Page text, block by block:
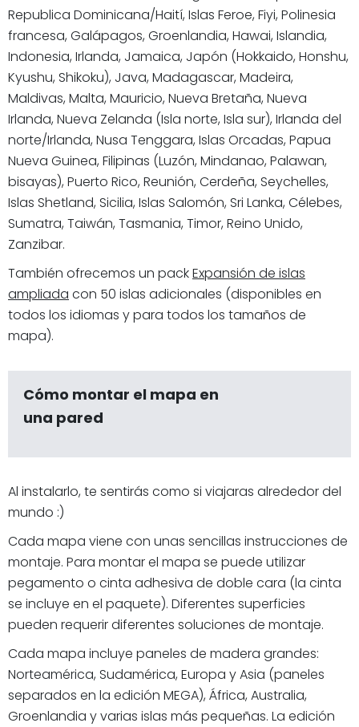
Republica Dominicana/Haití, Islas Feroe, Fiyi, Polinesia
francesa, Galápagos, Groenlandia, Hawai, Islandia,
Indonesia, Irlanda, Jamaica, Japón (Hokkaido, Honshu,
Kyushu, Shikoku), Java, Madagascar, Madeira,
Maldivas, Malta, Mauricio, Nueva Bretaña, Nueva
Irlanda, Nueva Zelanda (Isla norte, Isla sur), Irlanda del
norte/Irlanda, Nusa Tenggara, Islas Orcadas, Papua
Nueva Guinea, Filipinas (Luzón, Mindanao, Palawan,
bisayas), Puerto Rico, Reunión, Cerdeña, Seychelles,
Islas Shetland, Sicilia, Islas Salomón, Sri Lanka, Célebes,
Sumatra, Taiwán, Tasmania, Timor, Reino Unido,
Zanzibar.
También ofrecemos un packExpansión de islas
ampliada con 50 islas adicionales (disponibles en
todos los idiomas y para todos los tamaños de
mapa).
Cómo montar el mapa en
una pared
Al instalarlo, te sentirás como si viajaras alrededor del
mundo :)
Cada mapa viene con unas sencillas instrucciones de
montaje. Para montar el mapa se puede utilizar
pegamento o cinta adhesiva de doble cara (la cinta
se incluye en el paquete). Diferentes superficies
pueden requerir diferentes soluciones de montaje.
Cada mapa incluye paneles de madera grandes:
Norteamérica, Sudamérica, Europa y Asia (paneles
separados en la edición MEGA), África, Australia,
Groenlandia y varias islas más pequeñas. La edición